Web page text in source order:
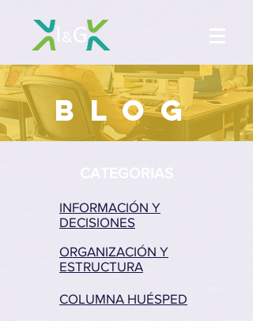
BLOG
INFORMACIÓN Y
DECISIONES
ORGANIZACIÓN Y
ESTRUCTURA
COLUMNA HUÉSPED